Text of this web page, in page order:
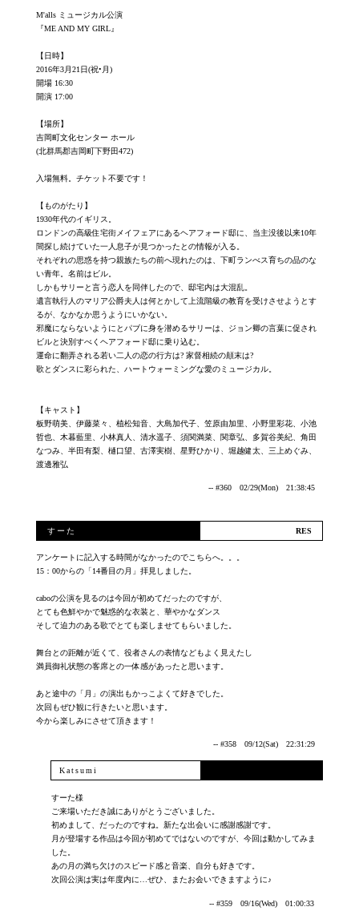
M'alls ミュージカル公演
『ME AND MY GIRL』
【日時】
2016年3月21日(祝•月)
開場 16:30
開演 17:00
【場所】
吉岡町文化センター ホール
(北群馬郡吉岡町下野田472)
入場無料。チケット不要です！
【ものがたり】
1930年代のイギリス。
ロンドンの高級住宅街メイフェアにあるヘアフォード邸に、当主没後以来10年
間探し続けていた一人息子が見つかったとの情報が入る。
それぞれの思惑を持つ親族たちの前へ現れたのは、下町ランべス育ちの品のな
い青年。名前はビル。
しかもサリーと言う恋人を同伴したので、邸宅内は大混乱。
遺言執行人のマリア公爵夫人は何とかして上流階級の教育を受けさせようとす
るが、なかなか思うようにいかない。
邪魔にならないようにとパブに身を潜めるサリーは、ジョン卿の言葉に促され
ビルと決別すべくヘアフォード邸に乗り込む。
運命に翻弄される若い二人の恋の行方は? 家督相続の顛末は?
歌とダンスに彩られた、ハートウォーミングな愛のミュージカル。
【キャスト】
板野萌美、伊藤菜々、植松知音、大島加代子、笠原由加里、小野里彩花、小池
哲也、木暮藍里、小林真人、清水遥子、須関満菜、関章弘、多賀谷美紀、角田
なつみ、半田有梨、樋口望、古澤実樹、星野ひかり、堀越健太、三上めぐみ、
渡邊雅弘
-- #360 02/29(Mon) 21:38:45
すーた
アンケートに記入する時間がなかったのでこちらへ。。。
15：00からの「14番目の月」拝見しました。
caboの公演を見るのは今回が初めてだったのですが、
とても色鮮やかで魅惑的な衣装と、華やかなダンス
そして迫力のある歌でとても楽しませてもらいました。
舞台との距離が近くて、役者さんの表情などもよく見えたし
満員御礼状態の客席との一体感があったと思います。
あと途中の「月」の演出もかっこよくて好きでした。
次回もぜひ観に行きたいと思います。
今から楽しみにさせて頂きます！
-- #358 09/12(Sat) 22:31:29
Katsumi
すーた様
ご来場いただき誠にありがとうございました。
初めまして、だったのですね。新たな出会いに感謝感謝です。
月が登場する作品は今回が初めてではないのですが、今回は動かしてみま
した。
あの月の満ち欠けのスピード感と音楽、自分も好きです。
次回公演は実は年度内に…ぜひ、またお会いできますように♪
-- #359 09/16(Wed) 01:00:33